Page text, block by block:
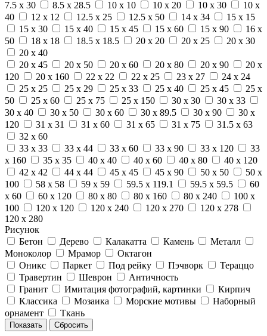
7.5 x 30
8.5 x 28.5 10 x 10 10 x 20 10 x 30
10 x
40
12 x 12 12.5 x 25 12.5 x 50 14 x 34
15 x 15
15 x 30
15 x 40 15 x 45 15 x 60 15 x 90
16 x
50
18 x 18 18.5 x 18.5 20 x 20 20 x 25
20 x 30
20 x 40
20 x 45
20 x 50 20 x 60 20 x 80 20 x 90
20 x
120
20 x 160 22 x 22 22 x 25 23 x 27
24 x 24
25 x 25
25 x 29 25 x 33 25 x 40 25 x 45
25 x
50
25 x 60 25 x 75 25 x 150 30 x 30
30 x 33
30 x 40
30 x 50 30 x 60 30 x 89.5 30 x 90
30 x
120
31 x 31 31 x 60 31 x 65 31 x 75
31.5 x 63
32 x 60
33 x 33
33 x 44 33 x 60 33 x 90 33 x 120
33
x 160
35 x 35 40 x 40 40 x 60 40 x 80
40 x 120
42 x 42
44 x 44 45 x 45 45 x 90 50 x 50
50 x
100
58 x 58 59 x 59 59.5 x 119.1 59.5 x 59.5
60
x 60
60 x 120 80 x 80 80 x 160 80 x 240
100 x
100
120 x 120 120 x 240 120 x 270
120 x 278
120 x 280
Рисунок
Бетон
Дерево Калакатта Камень
Металл
Моноколор
Мрамор
Октагон
Оникс
Паркет Под рейку Пэчворк
Тераццо
Травертин
Шеврон
Античность
Гранит
Имитация фотографий, картинки
Кирпич
Классика
Мозаика Морские мотивы
Наборный
орнамент
Ткань